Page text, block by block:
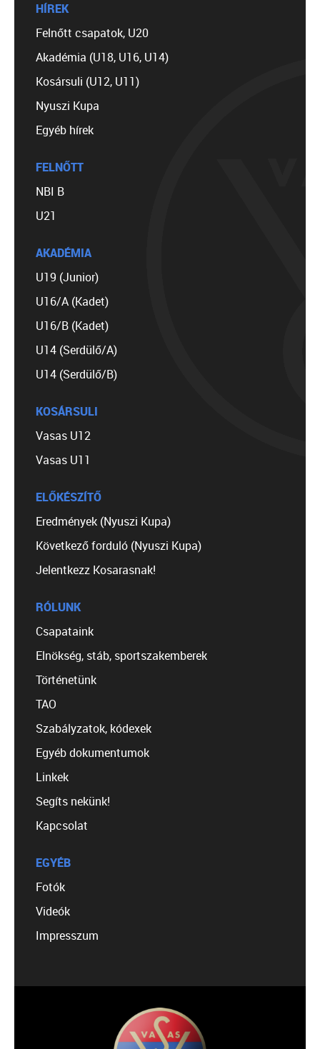
HÍREK
Felnőtt csapatok, U20
Akadémia (U18, U16, U14)
Kosársuli (U12, U11)
Nyuszi Kupa
Egyéb hírek
FELNŐTT
NBI B
U21
AKADÉMIA
U19 (Junior)
U16/A (Kadet)
U16/B (Kadet)
U14 (Serdülő/A)
U14 (Serdülő/B)
KOSÁRSULI
Vasas U12
Vasas U11
ELŐKÉSZÍTŐ
Eredmények (Nyuszi Kupa)
Következő forduló (Nyuszi Kupa)
Jelentkezz Kosarasnak!
RÓLUNK
Csapataink
Elnökség, stáb, sportszakemberek
Történetünk
TAO
Szabályzatok, kódexek
Egyéb dokumentumok
Linkek
Segíts nekünk!
Kapcsolat
EGYÉB
Fotók
Videók
Impresszum